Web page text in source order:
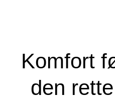
Komfort
den